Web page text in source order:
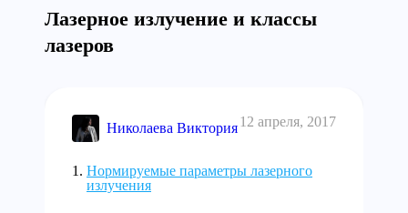
Лазерное излучение и классы
лазеров
Николаева Виктория12 апреля, 2017
Нормируемые параметры лазерного
излучения